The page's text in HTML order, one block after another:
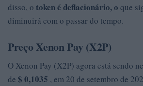
disso, o token é deflacionário, o que
diminuirá com o passar do tempo.
Preço Xenon Pay (X2P)
O Xenon Pay (X2P) agora está sendo
de $ 0,1035 , em 20 de setembro de